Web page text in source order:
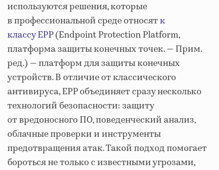
используются решения, которые
в профессиональной среде относятк
классу EPP(Endpoint Protection Platform,
платформа защиты конечных точек. — Прим.
ред.) — платформ для защиты конечных
устройств. В отличие от классического
антивируса, EPP объединяет сразу несколько
технологий безопасности: защиту
от вредоносного ПО, поведенческий анализ,
облачные проверки и инструменты
предотвращения атак. Такой подход помогает
бороться не только с известными угрозами,